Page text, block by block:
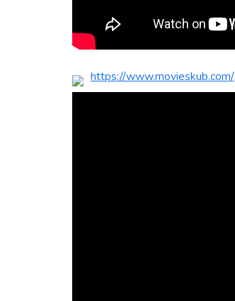
https://www.movieskub.com/